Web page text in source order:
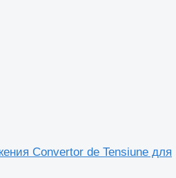
Convertor de Tensiune для